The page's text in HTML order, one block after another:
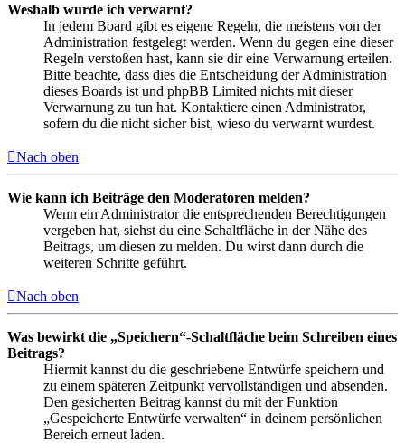
Weshalb wurde ich verwarnt?
In jedem Board gibt es eigene Regeln, die meistens von der
Administration festgelegt werden. Wenn du gegen eine dieser
Regeln verstoßen hast, kann sie dir eine Verwarnung erteilen.
Bitte beachte, dass dies die Entscheidung der Administration
dieses Boards ist und phpBB Limited nichts mit dieser
Verwarnung zu tun hat. Kontaktiere einen Administrator,
sofern du die nicht sicher bist, wieso du verwarnt wurdest.
Nach oben
Wie kann ich Beiträge den Moderatoren melden?
Wenn ein Administrator die entsprechenden Berechtigungen
vergeben hat, siehst du eine Schaltfläche in der Nähe des
Beitrags, um diesen zu melden. Du wirst dann durch die
weiteren Schritte geführt.
Nach oben
Was bewirkt die „Speichern“-Schaltfläche beim Schreiben eines
Beitrags?
Hiermit kannst du die geschriebene Entwürfe speichern und
zu einem späteren Zeitpunkt vervollständigen und absenden.
Den gesicherten Beitrag kannst du mit der Funktion
„Gespeicherte Entwürfe verwalten“ in deinem persönlichen
Bereich erneut laden.